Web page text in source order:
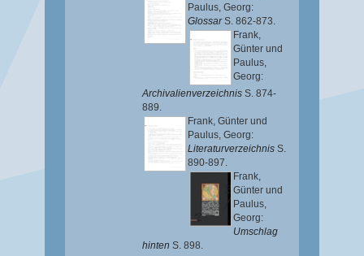
Paulus, Georg:
GlossarS. 862-873.
Frank,
Günter und
Paulus,
Georg:
Archivalienverzeichnis S. 874-
889.
Frank, Günter und
Paulus, Georg:
Literaturverzeichnis S.
890-897.
Frank,
Günter und
Paulus,
Georg:
Umschlag
hinten S. 898.